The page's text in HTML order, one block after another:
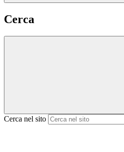
Cerca
Cerca nel sito